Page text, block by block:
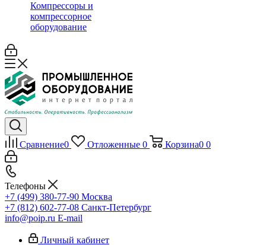
Компрессоры и
компрессорное
оборудование
Сравнение0 Отложенные 0 Корзина0 0
Телефоны
+7 (499) 380-77-90 Москва
+7 (812) 602-77-08 Санкт-Петербург
info@poip.ru E-mail
Личный кабинет